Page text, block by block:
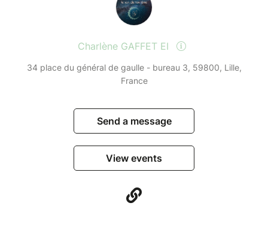
Charlène GAFFET EI
34 place du général de gaulle - bureau 3, 59800, Lille,
France
Send a message
View events